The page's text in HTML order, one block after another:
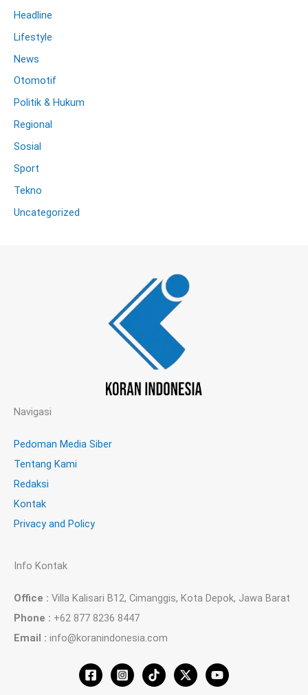
Headline
Lifestyle
News
Otomotif
Politik & Hukum
Regional
Sosial
Sport
Tekno
Uncategorized
Navigasi
Pedoman Media Siber
Tentang Kami
Redaksi
Kontak
Privacy and Policy
Info Kontak
Office : Villa Kalisari B12, Cimanggis, Kota Depok, Jawa Barat
Phone : +62 877 8236 8447
Email : info@koranindonesia.com